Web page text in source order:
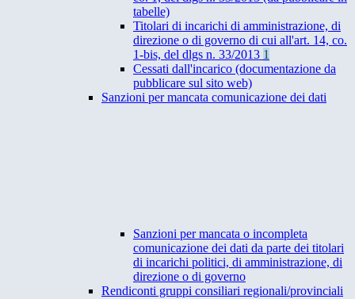
tabelle)
Titolari di incarichi di amministrazione, di
direzione o di governo di cui all'art. 14, co.
1-bis, del dlgs n. 33/2013 1
Cessati dall'incarico (documentazione da
pubblicare sul sito web)
Sanzioni per mancata comunicazione dei dati
Sanzioni per mancata o incompleta
comunicazione dei dati da parte dei titolari
di incarichi politici, di amministrazione, di
direzione o di governo
Rendiconti gruppi consiliari regionali/provinciali